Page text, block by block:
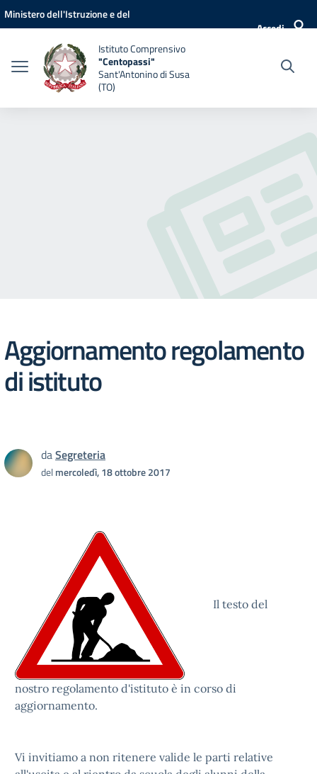
Vai ai contenuti
Vai al menu di navigazione
Vai al footer
Ministero dell'Istruzione e del
Accedi
Istituto Comprensivo
"Centopassi"
Sant'Antonino di Susa
(TO)
Aggiornamento regolamento
di istituto
daSegreteria
delmercoledì, 18 ottobre 2017
Il testo del
nostro regolamento d'istituto è in corso di
aggiornamento.
Vi invitiamo a non ritenere valide le parti relative